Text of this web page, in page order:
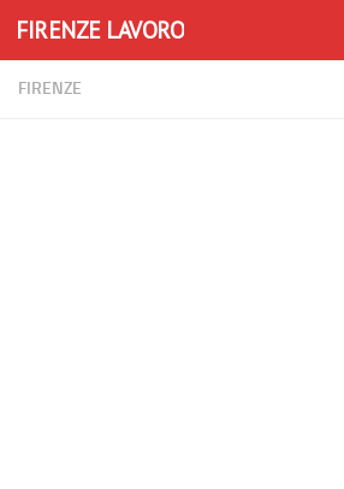
Skip to content
FIRENZE LAVORO
FIRENZE